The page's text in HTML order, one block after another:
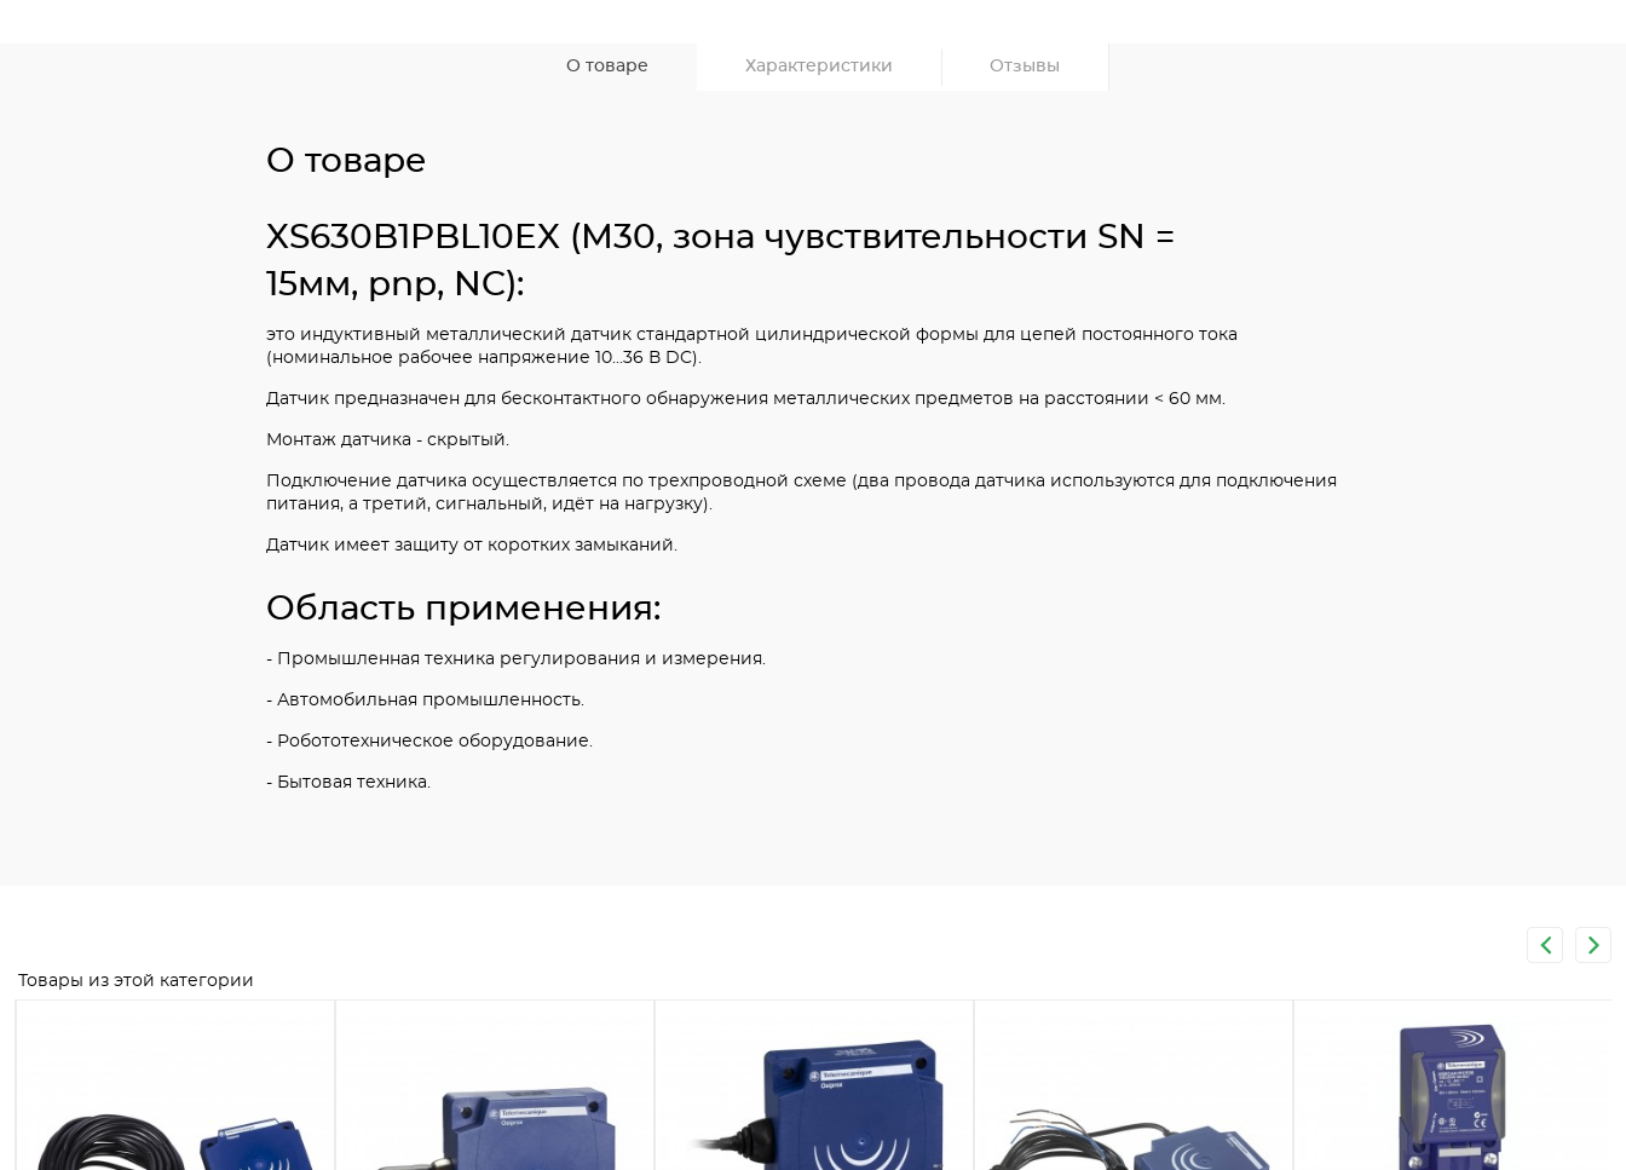
О товаре Характеристики Отзывы
О товаре
XS630B1PBL10EX (М30, зона чувствительности SN =
15мм, pnp, NC):
это индуктивный металлический датчик стандартной цилиндрической формы для цепей постоянного тока
(номинальное рабочее напряжение 10...36 В DC).
Датчик предназначен для бесконтактного обнаружения металлических предметов на расстоянии < 60 мм.
Монтаж датчика - скрытый.
Подключение датчика осуществляется по трехпроводной схеме (два провода датчика используются для подключения
питания, а третий, сигнальный, идёт на нагрузку).
Датчик имеет защиту от коротких замыканий.
Область применения:
- Промышленная техника регулирования и измерения.
- Автомобильная промышленность.
- Робототехническое оборудование.
- Бытовая техника.
Товары из этой категории